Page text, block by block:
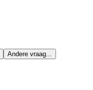
Andere vraag...